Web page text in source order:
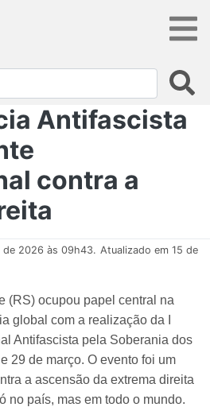
Antifascista
contra a
de 2026 às 09h43. Atualizado em 15 de
(RS) ocupou papel central na
global com a realização da I
Antifascista pela Soberania dos
29 de março. O evento foi um
a ascensão da extrema direita
no país, mas em todo o mundo.